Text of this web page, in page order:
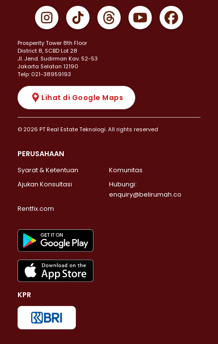
Prosperity Tower 8th Floor
District 8, SCBD Lot 28
JI. Jend. Sudirman Kav. 52-53
Jakarta Selatan 12190
Telp: 021-38959193
Lihat di Google Maps
© 2026 PT Real Estate Teknologi. All rights reserved
PERUSAHAAN
Syarat & Ketentuan
Komunitas
Ajukan Konsultasi
Hubungi:
enquiry@belirumah.co
Rentfix.com
KPR